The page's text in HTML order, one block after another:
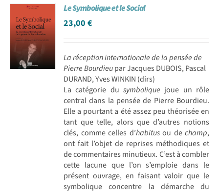
Le Symbolique et le Social
23,00€
La réception internationale de la pensée de
Pierre Bourdieupar Jacques DUBOIS, Pascal
DURAND, Yves WINKIN (dirs)
La catégorie dusymbolique joue un rôle
central dans la pensée de Pierre Bourdieu.
Elle a pourtant a été assez peu théorisée en
tant que telle, alors que d’autres notions
clés, comme celles d’habitusou de champ,
ont fait l’objet de reprises méthodiques et
de commentaires minutieux. C’est à combler
cette lacune que l’on s’emploie dans le
présent ouvrage, en faisant valoir que le
symbolique concentre la démarche du